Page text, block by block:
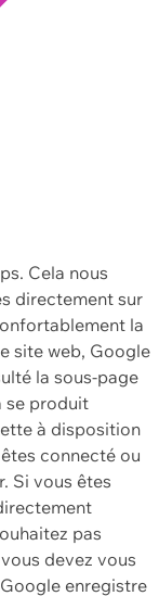
Cela nous
directement sur
la
site web, Google
la sous-page
se produit
à disposition
connecté ou
Si vous êtes
pas
devez vous
enregistre